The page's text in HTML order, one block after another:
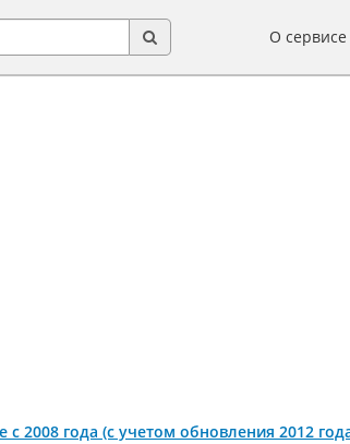
О сервисе
2008 года (с учетом обновления 2012